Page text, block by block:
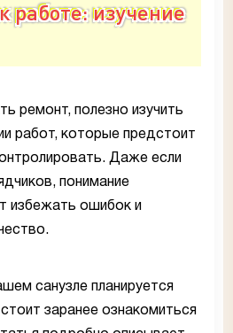
работе: изучение
ремонт, полезно изучить
работ, которые предстоит
Даже если
понимание
избежать ошибок и
санузле планируется
заранее ознакомиться